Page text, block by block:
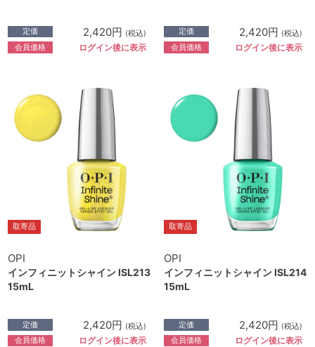
定価 2,420円 (税込)
会員価格 ログイン後に表示
定価 2,420円 (税込)
会員価格 ログイン後に表示
取寄品
OPI
インフィニットシャイン ISL213
15mL
定価 2,420円 (税込)
会員価格 ログイン後に表示
取寄品
OPI
インフィニットシャイン ISL214
15mL
定価 2,420円 (税込)
会員価格 ログイン後に表示